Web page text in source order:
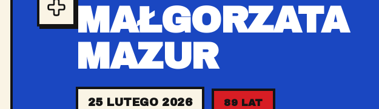
MAŁGORZATA
MAZUR
25 LUTEGO 2026 89 LAT